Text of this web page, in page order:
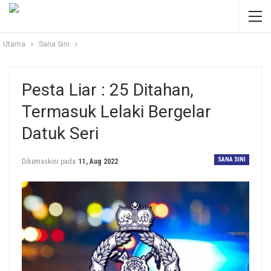
Utama Sana Sini
Pesta Liar : 25 Ditahan,
Termasuk Lelaki Bergelar
Datuk Seri
SANA SINI
Dikemaskini pada 11, Aug 2022